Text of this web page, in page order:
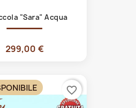
"Sara" Acqua
299,00 €
favorite_border